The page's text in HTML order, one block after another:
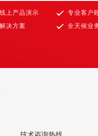
上产品演示
专业客户
决方案
全天候业